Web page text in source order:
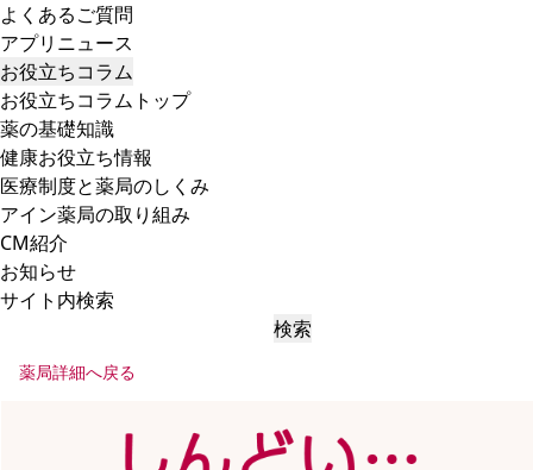
よくあるご質問
アプリニュース
お役立ちコラム
お役立ちコラムトップ
薬の基礎知識
健康お役立ち情報
医療制度と薬局のしくみ
アイン薬局の取り組み
CM紹介
お知らせ
サイト内検索
検索
薬局詳細へ戻る